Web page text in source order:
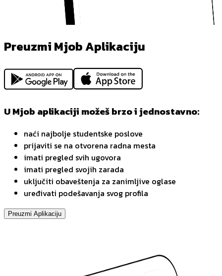
Preuzmi Mjob Aplikaciju
U Mjob aplikaciji možeš brzo i jednostavno:
naći najbolje studentske poslove
prijaviti se na otvorena radna mesta
imati pregled svih ugovora
imati pregled svojih zarada
uključiti obaveštenja za zanimljive oglase
uređivati podešavanja svog profila
Preuzmi Aplikaciju